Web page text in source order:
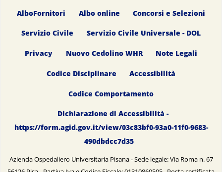
AlboFornitori Albo online Concorsi e Selezioni
Servizio Civile Servizio Civile Universale - DOL
Privacy Nuovo Cedolino WHR Note Legali
Codice Disciplinare Accessibilità
Codice Comportamento
Dichiarazione di Accessibilità -
https://form.agid.gov.it/view/03c83bf0-93a0-11f0-9683-
490dbdcc7d35
Azienda Ospedaliero Universitaria Pisana - Sede legale: Via Roma n. 67